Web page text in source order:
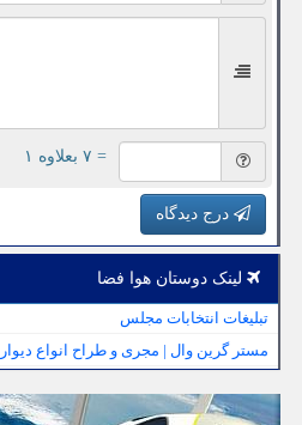
= ۷ بعلاوه ۱
درج دیدگاه
لینک دوستان هوا فضا
تبلیغات انتخابات مجلس
مستر گرین وال | مجری و طراح انواع